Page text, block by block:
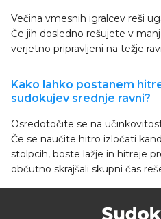
Večina vmesnih igralcev reši
Če jih dosledno rešujete v
verjetno pripravljeni na težje
Kako lahko postanem
sudokujev srednje ravni?
Osredotočite se na
Če se naučite hitro izločati
stolpcih, boste lažje in hitreje
občutno skrajšali skupni čas